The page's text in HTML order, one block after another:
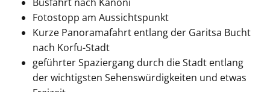
Fotostopp am Aussichtspunkt
Kurze Panoramafahrt entlang der Garitsa Bucht
nach Korfu-Stadt
geführter Spaziergang durch die Stadt entlang
der wichtigsten Sehenswürdigkeiten und etwas